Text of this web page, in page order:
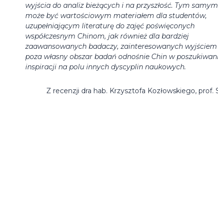
wyjścia do analiz bieżących i na przyszłość. Tym samym
może być wartościowym materiałem dla studentów,
uzupełniającym literaturę do zajęć poświęconych
współczesnym Chinom, jak również dla bardziej
zaawansowanych badaczy, zainteresowanych wyjściem
poza własny obszar badań odnośnie Chin w
inspiracji na polu innych dyscyplin naukowych.
Z recenzji dra hab. Krzysztofa Kozłowskiego, prof.